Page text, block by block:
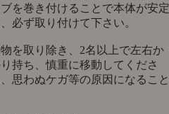
を巻き付けることで本体が安定
必ず取り付けて下さい。
を取り除き、2名以上で左右か
持ち、慎重に移動してくださ
思わぬケガ等の原因になること